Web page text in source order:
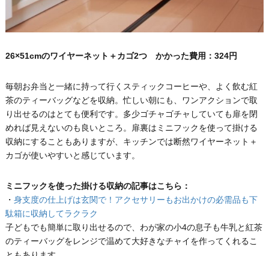
26×51cmのワイヤーネット＋カゴ2つ かかった費用：324円
毎朝お弁当と一緒に持って行くスティックコーヒーや、よく飲む紅
茶のティーバッグなどを収納。忙しい朝にも、ワンアクションで取
り出せるのはとても便利です。多少ゴチャゴチャしていても扉を閉
めれば見えないのも良いところ。扉裏はミニフックを使って掛ける
収納にすることもありますが、キッチンでは断然ワイヤーネット＋
カゴが使いやすいと感じています。
ミニフックを使った掛ける収納の記事はこちら：
・ 身支度の仕上げは玄関で！アクセサリーもお出かけの必需品も下
駄箱に収納してラクラク
子どもでも簡単に取り出せるので、わが家の小4の息子も牛乳と紅茶
のティーバッグをレンジで温めて大好きなチャイを作ってくれるこ